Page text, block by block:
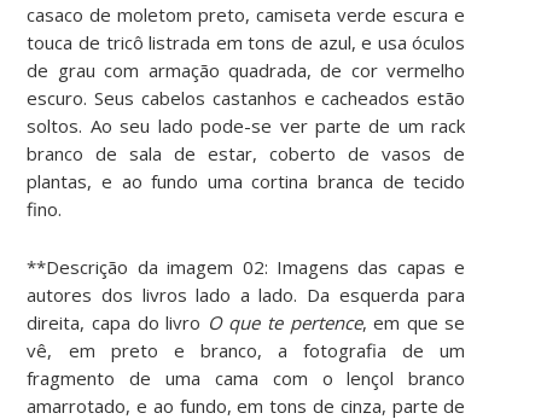
casaco de moletom preto, camiseta verde escura e
touca de tricô listrada em tons de azul, e usa óculos
de grau com armação quadrada, de cor vermelho
escuro. Seus cabelos castanhos e cacheados estão
soltos. Ao seu lado pode-se ver parte de um rack
branco de sala de estar, coberto de vasos de
plantas, e ao fundo uma cortina branca de tecido
fino.
**Descrição da imagem 02: Imagens das capas e
autores dos livros lado a lado. Da esquerda para
direita, capa do livro O que te pertence, em que se
vê, em preto e branco, a fotografia de um
fragmento de uma cama com o lençol branco
amarrotado, e ao fundo, em tons de cinza, parte de